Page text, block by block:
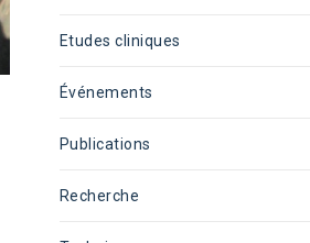
Etudes cliniques
Événements
Publications
Recherche